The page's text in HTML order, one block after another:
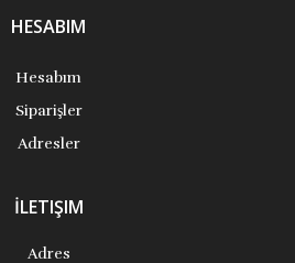
HESABIM
Hesabım
Siparişler
Adresler
İLETIŞIM
Adres